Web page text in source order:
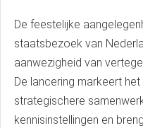
De feestelijke
staatsbezoek van
aanwezigheid van
De lancering markeert
strategischere
kennisinstellingen en